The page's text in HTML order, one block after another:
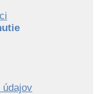
údajov